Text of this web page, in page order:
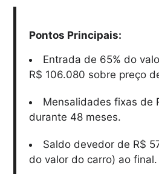
Pontos Principais:
Entrada de 65% do
R$ 106.080 sobre preço
Mensalidades fixas de
durante 48 meses.
Saldo devedor de R$
do valor do carro) ao final.